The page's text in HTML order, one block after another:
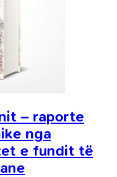
– raporte
nga
e fundit të